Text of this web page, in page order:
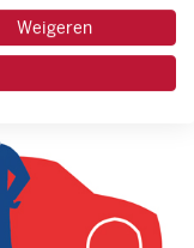
Weigeren